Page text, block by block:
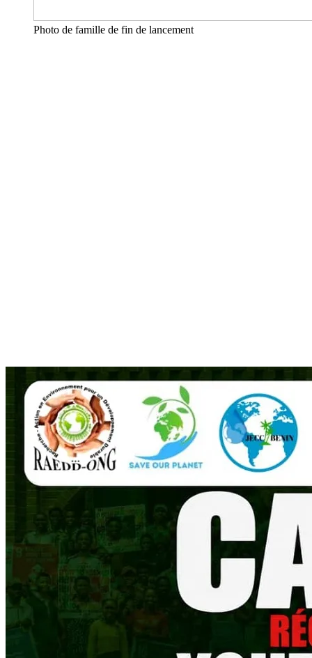
Photo de famille de fin de lancement